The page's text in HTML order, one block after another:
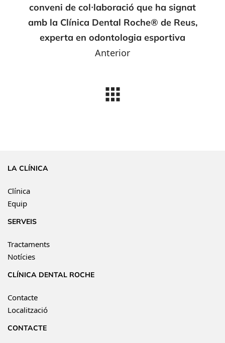
conveni de col·laboració que ha signat
amb la Clínica Dental Roche® de Reus,
experta en odontologia esportiva
Anterior
LA CLÍNICA
Clínica
Equip
SERVEIS
Tractaments
Notícies
CLÍNICA DENTAL ROCHE
Contacte
Localització
CONTACTE